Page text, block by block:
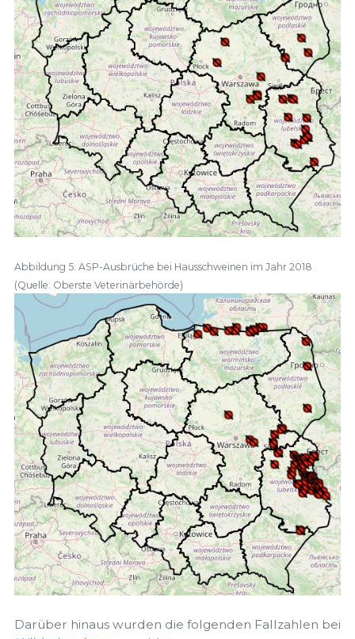
Abbildung 5: ASP-Ausbrüche bei Hausschweinen im Jahr 2018
(Quelle: Oberste Veterinärbehörde)
Darüber hinaus wurden die folgenden Fallzahlen bei